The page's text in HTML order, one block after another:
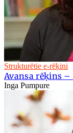
Strukturētie e-rēķini
Avansa rēķins
Inga Pumpure